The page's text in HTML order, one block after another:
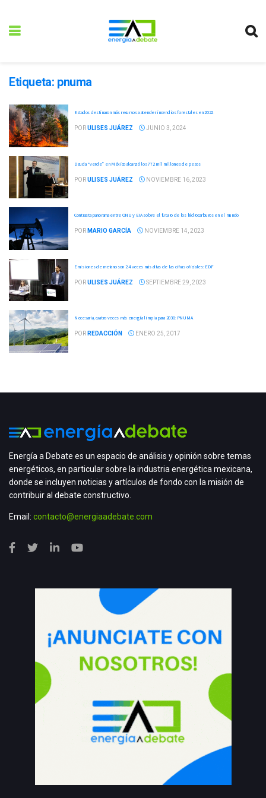
Etiqueta: pnuma
Estados destinaron más recursos a atender incendios forestales en 2022
PORULISES JUÁREZ JUNIO 3, 2024
Deuda “verde” en México alcanzó los 772 mil millones de pesos
PORULISES JUÁREZ NOVIEMBRE 16, 2023
Contrasta panorama entre ONU y EIA sobre el futuro de los hidrocarburos en el mundo
POR MARIO GARCÍA NOVIEMBRE 14, 2023
Emisiones de metano son 2.4 veces más altas de las cifras oficiales: EDF
PORULISES JUÁREZ SEPTIEMBRE 29, 2023
Necesaria, cuatro veces más energía limpia para 2030: PNUMA
POR REDACCIÓN ENERO 25, 2017
Energía a Debate es un espacio de análisis y opinión sobre temas
energéticos, en particular sobre la industria energética mexicana,
donde se incluyen noticias y artículos de fondo con la misión de
contribuir al debate constructivo.
Email: contacto@energiaadebate.com